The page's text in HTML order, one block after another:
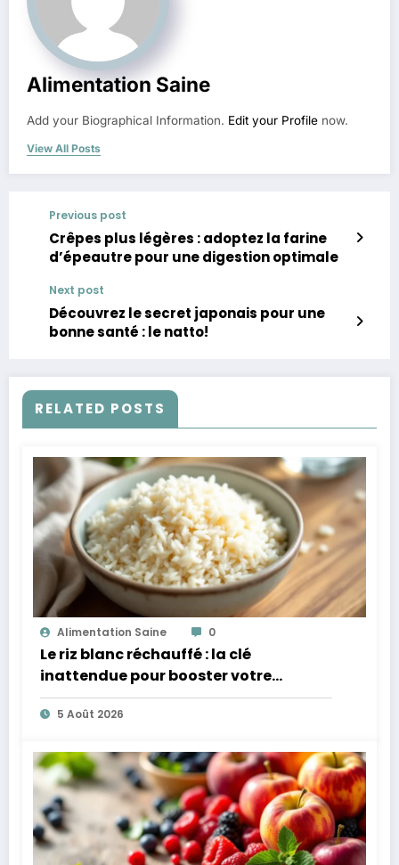
Alimentation Saine
Add your Biographical Information. Edit your Profile now.
View All Posts
Previous post
Crêpes plus légères : adoptez la farine
d’épeautre pour une digestion optimale
Next post
Découvrez le secret japonais pour une
bonne santé : le natto!
RELATED POSTS
Alimentation Saine 0
Le riz blanc réchauffé : la clé
inattendue pour booster votre
microbiote
5 Août 2026